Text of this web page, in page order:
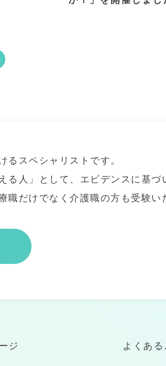
るスペシャリストです。
る人」として、エビデンスに基づ
職だけでなく介護職の方も受験い
ジ よくある